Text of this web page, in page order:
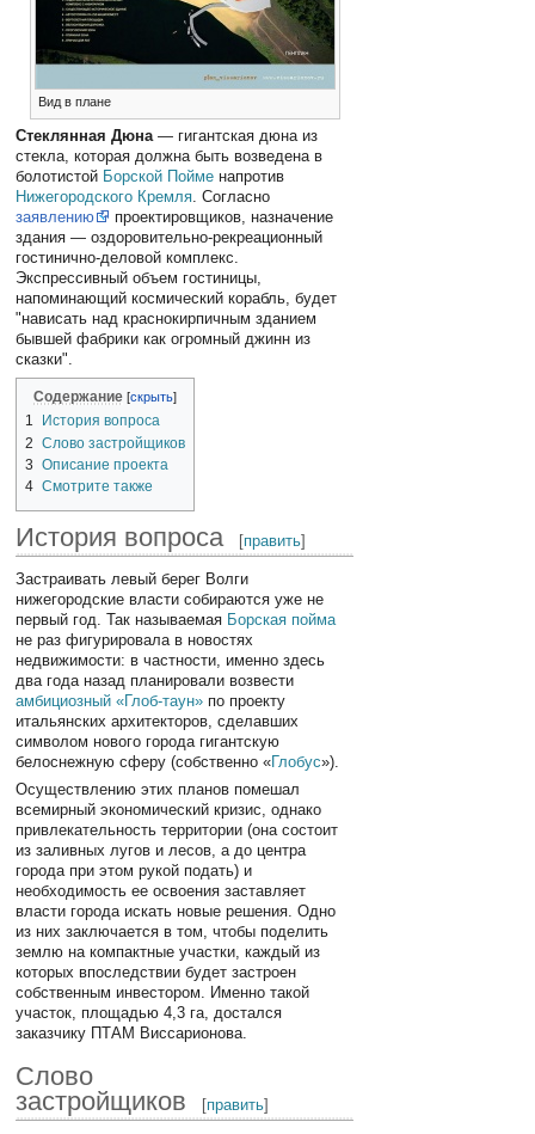
Вид в плане
Стеклянная Дюна— гигантская дюна из
стекла, которая должна быть возведена в
болотистой Борской Пойме напротив
Нижегородского Кремля. Согласно
заявлению
проектировщиков, назначение
здания — оздоровительно-рекреационный
гостинично-деловой комплекс.
Экспрессивный объем гостиницы,
напоминающий космический корабль, будет
"нависать над краснокирпичным зданием
бывшей фабрики как огромный джинн из
сказки".
Содержание
1
История вопроса
2
Слово застройщиков
3
Описание проекта
4 Смотрите также
История вопроса [править]
Застраивать левый берег Волги
нижегородские власти собираются уже не
первый год. Так называемая Борская пойма
не раз фигурировала в новостях
недвижимости: в частности, именно здесь
два года назад планировали возвести
амбициозный «Глоб-таун» по проекту
итальянских архитекторов, сделавших
символом нового города гигантскую
белоснежную сферу (собственно «Глобус»).
Осуществлению этих планов помешал
всемирный экономический кризис, однако
привлекательность территории (она состоит
из заливных лугов и лесов, а до центра
города при этом рукой подать) и
необходимость ее освоения заставляет
власти города искать новые решения. Одно
из них заключается в том, чтобы поделить
землю на компактные участки, каждый из
которых впоследствии будет застроен
собственным инвестором. Именно такой
участок, площадью 4,3 га, достался
заказчику ПТАМ Виссарионова.
Слово
застройщиков
[править]